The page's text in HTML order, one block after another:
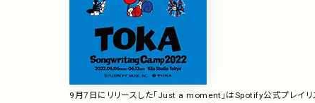
9月7日にリリースした「Just a moment」はSpotify公式プレイリ